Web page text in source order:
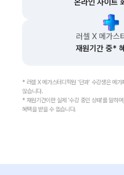
온라인 사이트
러셀 X 메가스
재원기간 중*
* 러셀 X 메가스터디학원 ‘단과’ 수강생은 메
않습니다.
* 재원기간이란 실제 ‘수강 중인 상태’를 말하
혜택을 받을 수 없습니다.